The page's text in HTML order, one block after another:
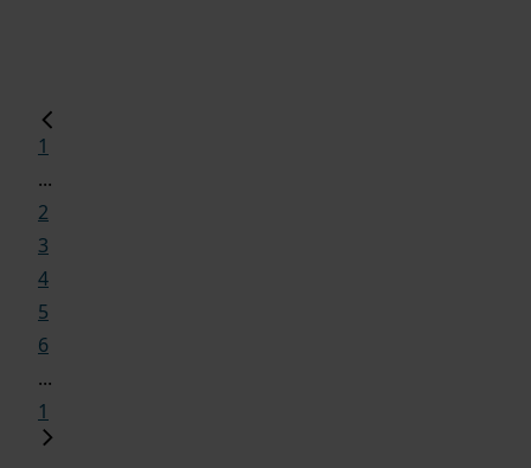
1
...
2
3
4
5
6
...
1